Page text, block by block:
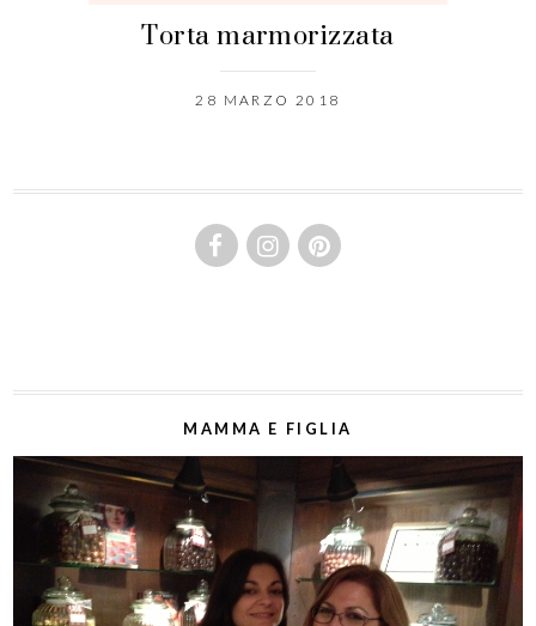
Torta marmorizzata
28 MARZO 2018
MAMMA E FIGLIA